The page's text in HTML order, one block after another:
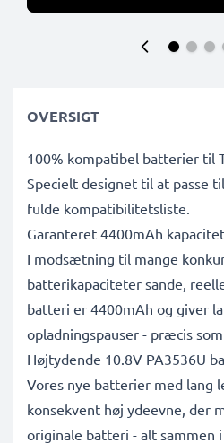
OVERSIGT
100% kompatibel batterier til
Specielt designet til at passe
fulde kompatibilitetsliste.
Garanteret 4400mAh kapacitet
I modsætning til mange
batterikapaciteter sande,
batteri er 4400mAh og giver
opladningspauser - præcis
Højtydende 10.8V PA3536U
Vores nye batterier med lang
konsekvent høj ydeevne, der
originale batteri - alt sammen